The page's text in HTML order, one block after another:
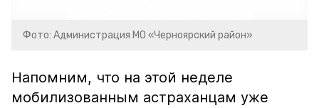
Фото: Администрация МО «Черноярский район»
Напомним, что на этой неделе
мобилизованным астраханцам уже